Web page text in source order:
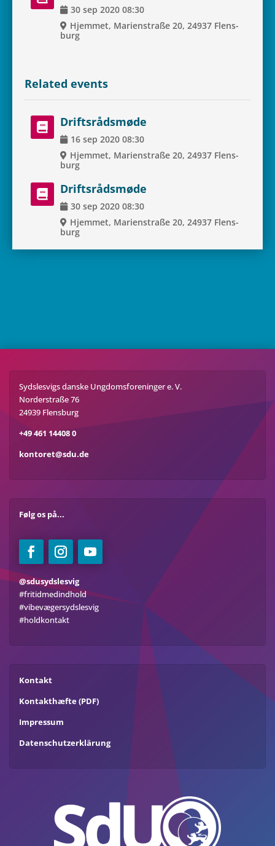
30 sep 2020 08:30
Hjem­met, Mari­en­straße 20, 24937 Flens­
burg
Rela­ted events
Drifts­rå­ds­møde
16 sep 2020 08:30
Hjem­met, Mari­en­straße 20, 24937 Flens­
burg
Drifts­rå­ds­møde
30 sep 2020 08:30
Hjem­met, Mari­en­straße 20, 24937 Flens­
burg
Sydslesvigs danske Ungdomsforeninger e. V.
Norderstraße 76
24939 Flensburg
+49 461 14408 0
kontoret@sdu.de
Følg os på...
@sdusydslesvig
#fritidmedindhold
#vibevægersydslesvig
#holdkontakt
Kontakt
Kontakthæfte (PDF)
Impressum
Datenschutzerklärung